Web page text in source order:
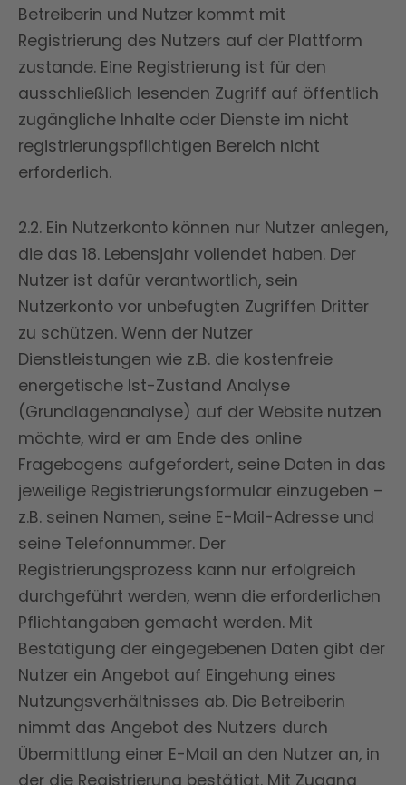
Betreiberin und Nutzer kommt mit
Registrierung des Nutzers auf der Plattform
zustande. Eine Registrierung ist für den
ausschließlich lesenden Zugriff auf öffentlich
zugängliche Inhalte oder Dienste im nicht
registrierungspflichtigen Bereich nicht
erforderlich.
2.2. Ein Nutzerkonto können nur Nutzer anlegen,
die das 18. Lebensjahr vollendet haben. Der
Nutzer ist dafür verantwortlich, sein
Nutzerkonto vor unbefugten Zugriffen Dritter
zu schützen. Wenn der Nutzer
Dienstleistungen wie z.B. die kostenfreie
energetische Ist-Zustand Analyse
(Grundlagenanalyse) auf der Website nutzen
möchte, wird er am Ende des online
Fragebogens aufgefordert, seine Daten in das
jeweilige Registrierungsformular einzugeben –
z.B. seinen Namen, seine E-Mail-Adresse und
seine Telefonnummer. Der
Registrierungsprozess kann nur erfolgreich
durchgeführt werden, wenn die erforderlichen
Pflichtangaben gemacht werden. Mit
Bestätigung der eingegebenen Daten gibt der
Nutzer ein Angebot auf Eingehung eines
Nutzungsverhältnisses ab. Die Betreiberin
nimmt das Angebot des Nutzers durch
Übermittlung einer E-Mail an den Nutzer an, in
der die Registrierung bestätigt. Mit Zugang